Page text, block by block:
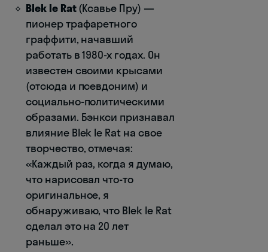
Blek le Rat(Ксавье Пру) —
пионер трафаретного
граффити, начавший
работать в 1980-х годах. Он
известен своими крысами
(отсюда и псевдоним) и
социально-политическими
образами. Бэнкси признавал
влияние Blek le Rat на свое
творчество, отмечая:
«Каждый раз, когда я думаю,
что нарисовал что-то
оригинальное, я
обнаруживаю, что Blek le Rat
сделал это на 20 лет
раньше».